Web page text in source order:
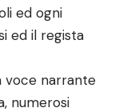
ed ogni
ed il regista
voce narrante
numerosi